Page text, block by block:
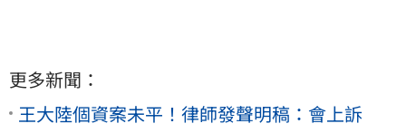
更多新聞：
王大陸個資案未平！律師發聲明稿：會上訴